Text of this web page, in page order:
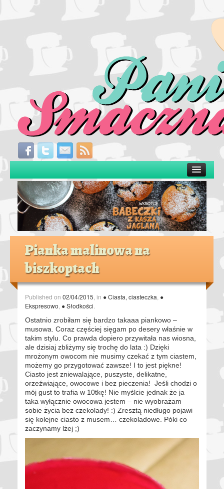
Pianka malinowa na
biszkoptach
Published on 02/04/2015 , in ● Ciasta, ciasteczka ●
Ekspresowo ● Słodkości
Ostatnio zrobiłam się bardzo takaaa piankowo –
musowa. Coraz częściej sięgam po desery właśnie w
takim stylu. Co prawda dopiero przywitała nas wiosna,
ale dzisiaj zbliżymy się trochę do lata :) Dzięki
mrożonym owocom nie musimy czekać z tym ciastem,
możemy go przygotować zawsze! I to jest piękne!
Ciasto jest zniewalające, puszyste, delikatne,
orzeźwiające, owocowe i bez pieczenia! Jeśli chodzi o
mój gust to trafia w 10tkę! Nie myślcie jednak że ja
taka wyłącznie owocowa jestem – nie wyobrażam
sobie życia bez czekolady! :) Zresztą niedługo pojawi
się kolejne ciasto z musem… czekoladowe. Póki co
zaczynamy lżej ;)